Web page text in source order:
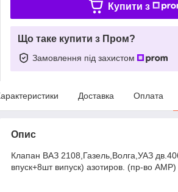
Купити з
Що таке купити з Пром?
Замовлення під захистом
Доставка Оплата
Опис
Клапан ВАЗ 2108,Газель,Волга,УАЗ
впуск+8шт випуск) азотиров. (пр-во AMP)